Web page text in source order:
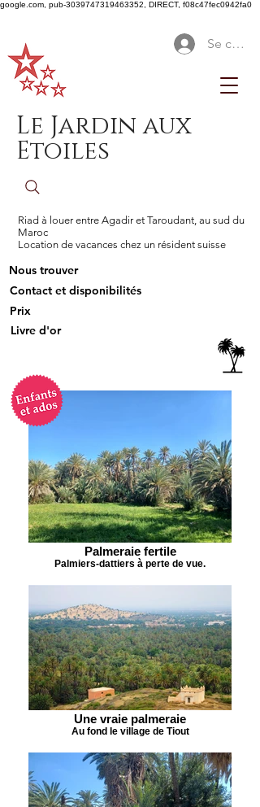
google.com, pub-3039747319463352, DIRECT, f08c47fec0942fa0
Se
Le Jardin aux
Etoiles
Riad à louer entre Agadir et Taroudant, au sud du
Maroc
Location de vacances chez un résident suisse
Nous trouver
Contact et disponibilités
Prix
Livre d'or
Palmeraie fertile
Palmiers-dattiers à perte de vue.
Une vraie palmeraie
Au fond le village de Tiout